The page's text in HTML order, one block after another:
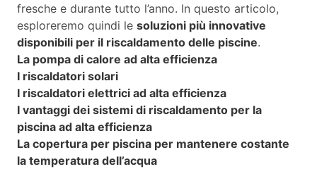
fresche e durante tutto l’anno. In questo articolo,
esploreremo quindi le soluzioni più innovative
disponibili per il riscaldamento delle piscine.
La pompa di calore ad alta efficienza
I riscaldatori solari
I riscaldatori elettrici ad alta efficienza
I vantaggi dei sistemi di riscaldamento per la
piscina ad alta efficienza
La copertura per piscina per mantenere costante
la temperatura dell’acqua